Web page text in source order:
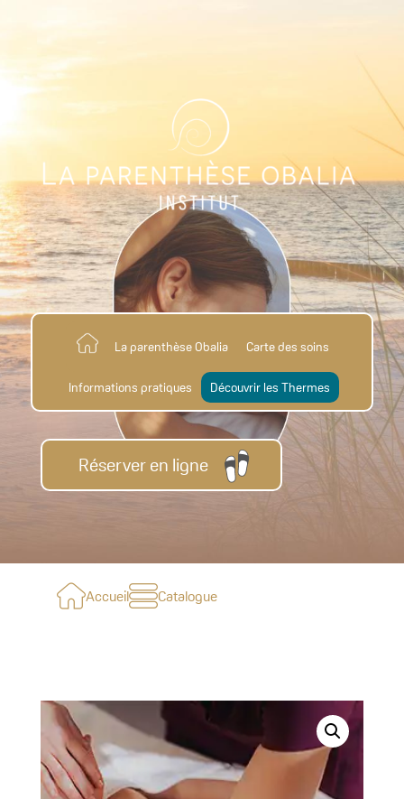
La parenthèse Obalia Carte des soins
Informations pratiques Découvrir les Thermes
Réserver en ligne
Accueil Catalogue